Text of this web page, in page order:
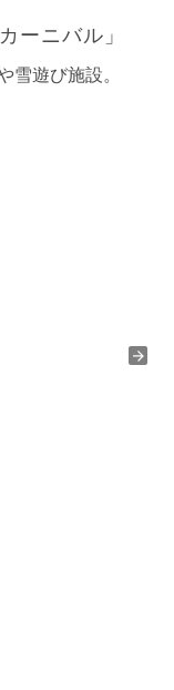
ーニバル」
遊び施設。